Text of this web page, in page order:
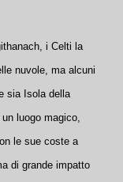
i Celti la
nuvole, ma alcuni
sia Isola della
luogo magico,
le sue coste a
di grande impatto